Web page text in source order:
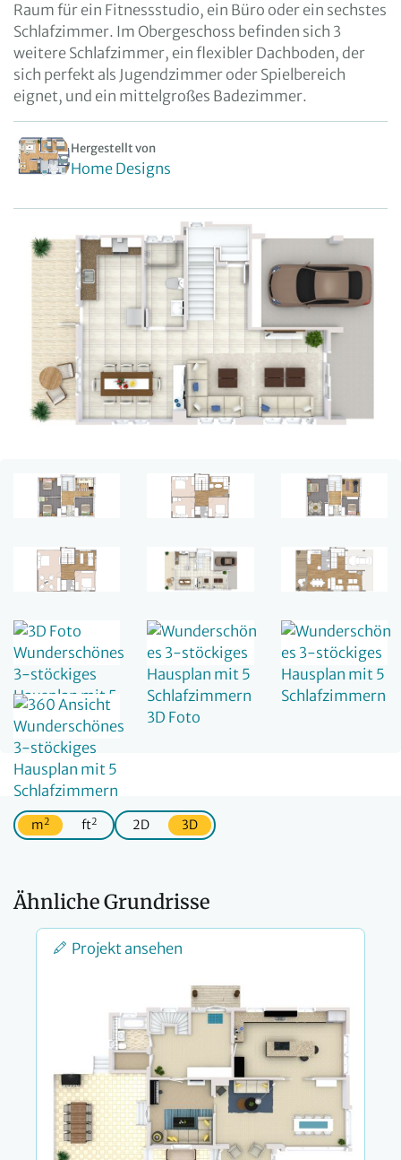
Raum für ein Fitnessstudio, ein Büro oder ein sechstes
Schlafzimmer. Im Obergeschoss befinden sich 3
weitere Schlafzimmer, ein flexibler Dachboden, der
sich perfekt als Jugendzimmer oder Spielbereich
eignet, und ein mittelgroßes Badezimmer.
Hergestellt von
Home Designs
m2 ft2 2D 3D
Ähnliche Grundrisse
Projekt ansehen